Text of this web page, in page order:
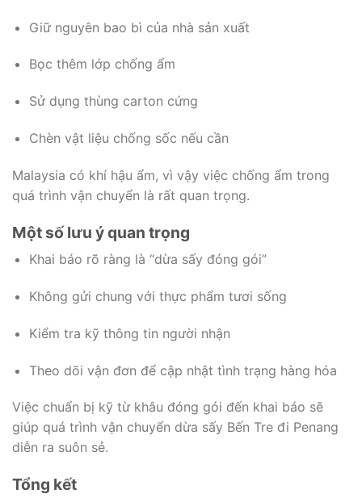
Giữ nguyên bao bì của nhà sản xuất
Bọc thêm lớp chống ẩm
Sử dụng thùng carton cứng
Chèn vật liệu chống sốc nếu cần
Malaysia có khí hậu ẩm, vì vậy việc chống ẩm trong
quá trình vận chuyển là rất quan trọng.
Một số lưu ý quan trọng
Khai báo rõ ràng là “dừa sấy đóng gói”
Không gửi chung với thực phẩm tươi sống
Kiểm tra kỹ thông tin người nhận
Theo dõi vận đơn để cập nhật tình trạng hàng hóa
Việc chuẩn bị kỹ từ khâu đóng gói đến khai báo sẽ
giúp quá trình vận chuyển dừa sấy Bến Tre đi Penang
diễn ra suôn sẻ.
Tổng kết